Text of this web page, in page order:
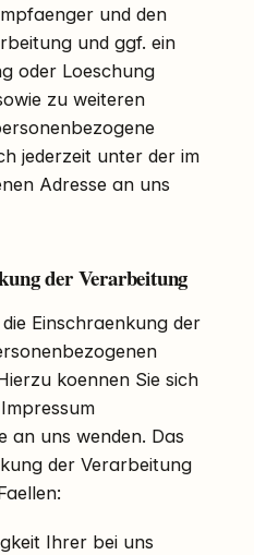
und den
und ggf. ein
oder Loeschung
zu weiteren
jederzeit unter der im
Adresse an uns
der Verarbeitung
Einschraenkung der
koennen Sie sich
an uns wenden. Das
der Verarbeitung
Ihrer bei uns